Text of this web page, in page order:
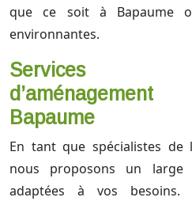
que ce soit à Bapaume
environnantes.
Services
Bapaume
En tant que spécialistes de
nous proposons un large
adaptées à vos besoins.